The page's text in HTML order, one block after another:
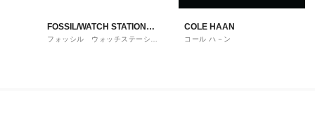
FOSSIL/WATCH STATION
INTERNATIONAL
フォッシル ウォッチステーショ
COLE HAAN
コール ハ－ン